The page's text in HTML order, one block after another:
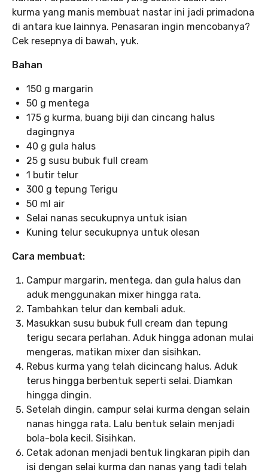
kurma yang manis membuat nastar ini jadi primadona
di antara kue lainnya. Penasaran ingin mencobanya?
Cek resepnya di bawah, yuk.
Bahan
150 g margarin
50 g mentega
175 g kurma, buang biji dan cincang halus
dagingnya
40 g gula halus
25 g susu bubuk full cream
1 butir telur
300 g tepung Terigu
50 ml air
Selai nanas secukupnya untuk isian
Kuning telur secukupnya untuk olesan
Cara membuat:
Campur margarin, mentega, dan gula halus dan
aduk menggunakan mixer hingga rata.
Tambahkan telur dan kembali aduk.
Masukkan susu bubuk full cream dan tepung
terigu secara perlahan. Aduk hingga adonan mulai
mengeras, matikan mixer dan sisihkan.
Rebus kurma yang telah dicincang halus. Aduk
terus hingga berbentuk seperti selai. Diamkan
hingga dingin.
Setelah dingin, campur selai kurma dengan selain
nanas hingga rata. Lalu bentuk selain menjadi
bola-bola kecil. Sisihkan.
Cetak adonan menjadi bentuk lingkaran pipih dan
isi dengan selai kurma dan nanas yang tadi telah